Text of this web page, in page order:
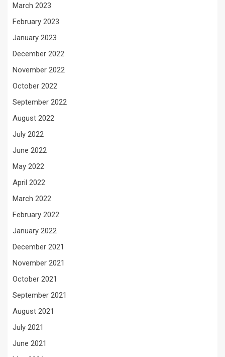
March 2023
February 2023
January 2023
December 2022
November 2022
October 2022
September 2022
August 2022
July 2022
June 2022
May 2022
April 2022
March 2022
February 2022
January 2022
December 2021
November 2021
October 2021
September 2021
August 2021
July 2021
June 2021